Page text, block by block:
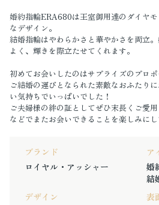
婚約指輪ERA680は王室御用達のダイヤ
なデザイン。
結婚指輪はやわらかさと華やかさを両立
よく、輝きを際立たせてくれます。
初めてお会いしたのはサプライズのプロポ
ご結婚の運びとなられた素敵なおふたり
い気持ちでいっぱいでした！
ご夫婦様の絆の証としてぜひ末長くご愛
などでまたお会いできることを楽しみにし
ブランド
ロイヤル・アッシャー
ア
婚
結
デザイン
表